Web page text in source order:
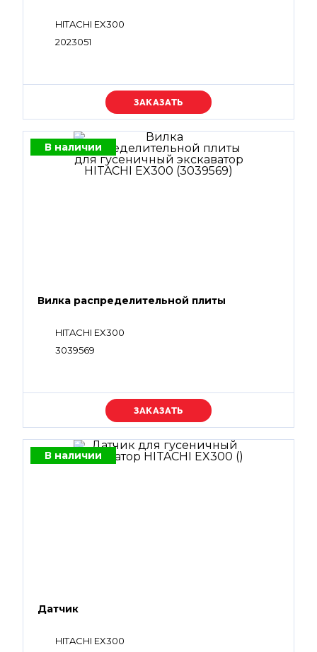
HITACHI EX300
2023051
Уточняйте цену
В наличии
Вилка распределительной плиты
HITACHI EX300
3039569
Уточняйте цену
В наличии
Датчик
HITACHI EX300